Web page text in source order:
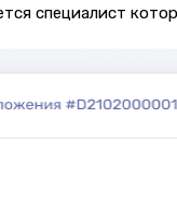
специалист